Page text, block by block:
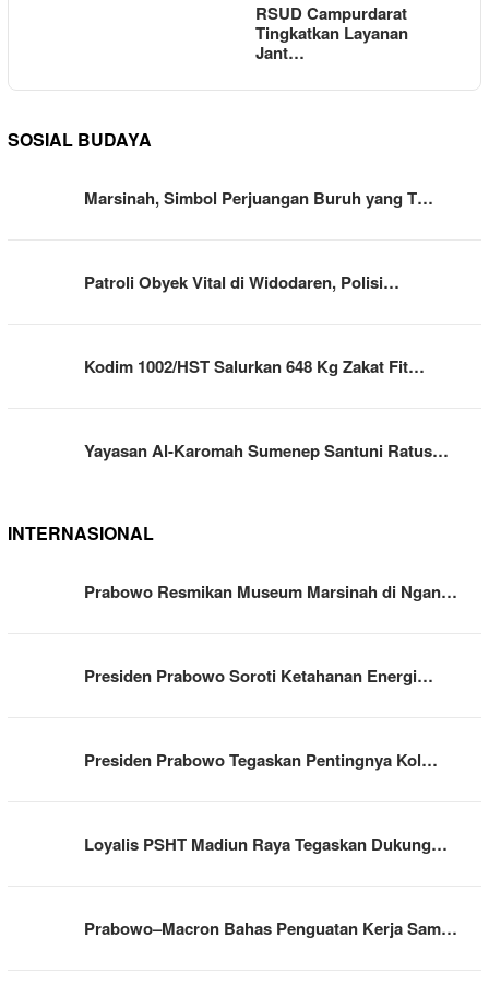
RSUD Campurdarat
Tingkatkan Layanan
Jant…
SOSIAL BUDAYA
Marsinah, Simbol Perjuangan Buruh yang T…
Patroli Obyek Vital di Widodaren, Polisi…
Kodim 1002/HST Salurkan 648 Kg Zakat Fit…
Yayasan Al-Karomah Sumenep Santuni Ratus…
INTERNASIONAL
Prabowo Resmikan Museum Marsinah di Ngan…
Presiden Prabowo Soroti Ketahanan Energi…
Presiden Prabowo Tegaskan Pentingnya Kol…
Loyalis PSHT Madiun Raya Tegaskan Dukung…
Prabowo–Macron Bahas Penguatan Kerja Sam…